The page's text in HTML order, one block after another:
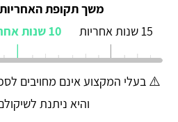
משך תקופת
15 שנות אחריות
10 שנות אחריות
⚠️ בעלי המקצוע אינם מחויבים
והיא ניתנת